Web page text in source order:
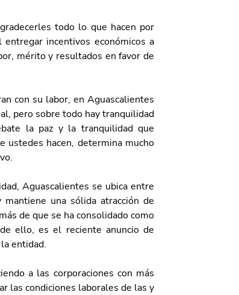
todo lo que hacen por
entregar incentivos económicos a
mérito y resultados en favor de
con su labor, en Aguascalientes
pero sobre todo hay tranquilidad
la paz y la tranquilidad que
ustedes hacen, determina mucho
Aguascalientes se ubica entre
una sólida atracción de
de que se ha consolidado como
ello, es el reciente anuncio de
entidad.
a las corporaciones con más
las condiciones laborales de las y